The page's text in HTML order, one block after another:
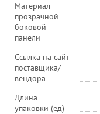
Материал
прозрачной
боковой
панели
Ссылка на сайт
поставщика/
вендора
Длина
упаковки (ед)